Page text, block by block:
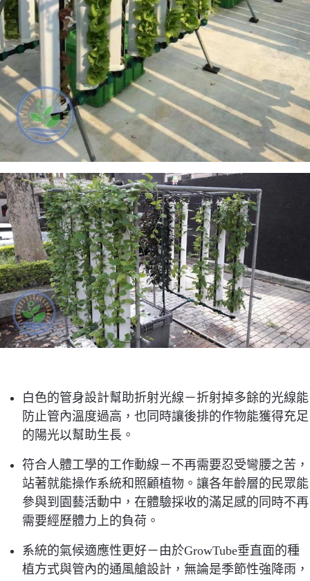
白色的管身設計幫助折射光線－折射掉多餘的光線能
防止管內溫度過高，也同時讓後排的作物能獲得充足
的陽光以幫助生長。
符合人體工學的工作動線－不再需要忍受彎腰之苦，
站著就能操作系統和照顧植物。讓各年齡層的民眾能
參與到園藝活動中，在體驗採收的滿足感的同時不再
需要經歷體力上的負荷。
系統的氣候適應性更好－由於GrowTube垂直面的種
植方式與管內的通風艙設計，無論是季節性強降雨，